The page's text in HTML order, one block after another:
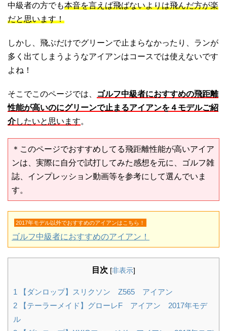
中級者の方でも本音を言えば飛ばないよりは飛んだ方が楽
だと思います！
しかし、飛ぶだけでグリーンで止まらなかったり、ランが
多く出てしまうようなアイアンはコースでは使えないです
よね！
そこでこのページでは、
ゴルフ中級者におすすめの飛距離
性能が高いのにグリーンで止まるアイアンを４モデルご紹
介したいと思います。
＊このページでおすすめしてる飛距離性能が高いアイア
ンは、実際に自分で試打してみた感想を元に、ゴルフ雑
誌、インプレッション動画等を参考にして選んでいま
す。
2017年モデル以外でおすすめのアイアンはこちら！
ゴルフ中級者におすすめのアイアン！
目次 [非表示]
1
【ダンロップ】スリクソン Z565 アイアン
2 【テーラーメイド】グローレF アイアン 2017年モデ
ル